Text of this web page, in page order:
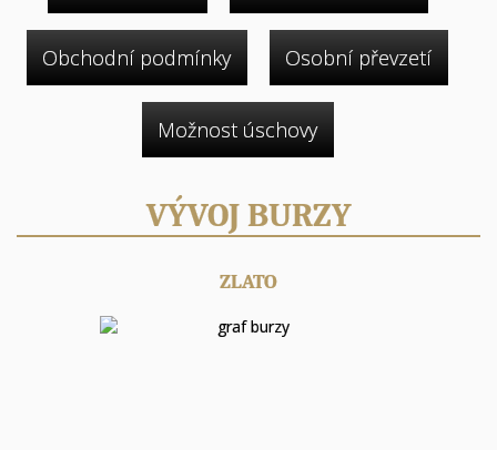
Obchodní podmínky Osobní převzetí
Možnost úschovy
VÝVOJ BURZY
ZLATO